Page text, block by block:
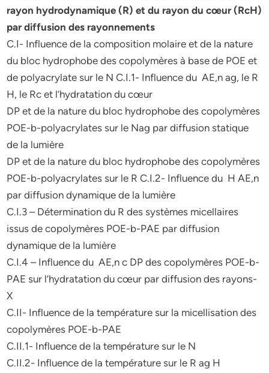
rayon hydrodynamique (R) et du rayon du cœur (RcH)
par diffusion des rayonnements
C.I- Influence de la composition molaire et de la nature
du bloc hydrophobe des copolymères à base de POE et
de polyacrylate sur le N C.I.1- Influence du AE,n ag, le R
H, le Rc et l’hydratation du cœur
DP et de la nature du bloc hydrophobe des copolymères
POE-b-polyacrylates sur le Nag par diffusion statique
de la lumière
DP et de la nature du bloc hydrophobe des copolymères
POE-b-polyacrylates sur le R C.I.2- Influence du H AE,n
par diffusion dynamique de la lumière
C.I.3 – Détermination du R des systèmes micellaires
issus de copolymères POE-b-PAE par diffusion
dynamique de la lumière
C.I.4 – Influence du AE,n c DP des copolymères POE-b-
PAE sur l’hydratation du cœur par diffusion des rayons-
X
C.II- Influence de la température sur la micellisation des
copolymères POE-b-PAE
C.II.1- Influence de la température sur le N
C.II.2- Influence de la température sur le R ag H